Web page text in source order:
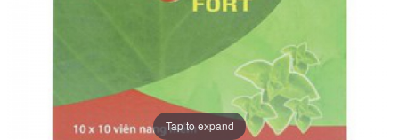
Tap to expand